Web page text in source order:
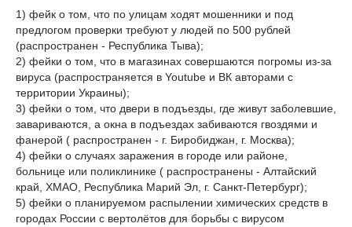
1) фейк о том, что по улицам ходят мошенники и под
предлогом проверки требуют у людей по 500 рублей
(распространен - Республика Тыва);
2) фейки о том, что в магазинах совершаются погромы из-за
вируса (распространяется в Youtube и ВК авторами с
территории Украины);
3) фейки о том, что двери в подъезды, где живут заболевшие,
завариваются, а окна в подъездах забиваются гвоздями и
фанерой ( распространен - г. Биробиджан, г. Москва);
4) фейки о случаях заражения в городе или районе,
больнице или поликлинике ( распространены - Алтайский
край, ХМАО, Республика Марий Эл, г. Санкт-Петербург);
5) фейки о планируемом распылении химических средств в
городах России с вертолётов для борьбы с вирусом